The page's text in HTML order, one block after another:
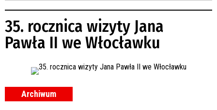
Kategoria
—
35. rocznica wizyty Jana
Pawła II we Włocławku
Archiwum